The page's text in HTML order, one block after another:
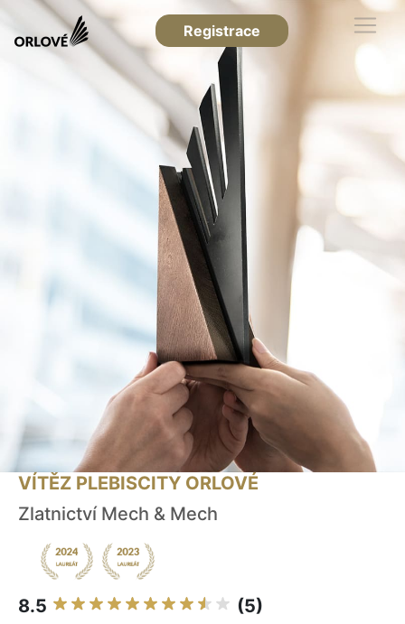
Registrace
VÍTĚZ PLEBISCITY ORLOVÉ
Zlatnictví Mech & Mech
8.5 (5)